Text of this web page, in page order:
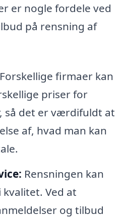
er nogle fordele ved
på rensning af
Forskellige firmaer kan
priser for
så det er værdifuldt at
af, hvad man kan
Rensningen kan
Ved at
og tilbud